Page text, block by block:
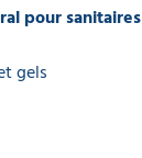
pour sanitaires
gels